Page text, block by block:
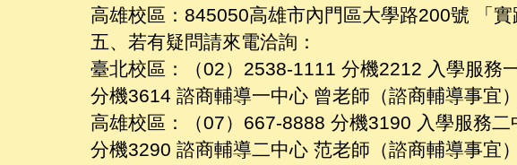
高雄校區：845050高雄市內門區大學路200號 「實
五、若有疑問請來電洽詢：
臺北校區：（02）2538-1111 分機2212 入學服務
分機3614 諮商輔導一中心 曾老師（諮商輔導事宜）
高雄校區：（07）667-8888 分機3190 入學服務二
分機3290 諮商輔導二中心 范老師（諮商輔導事宜）